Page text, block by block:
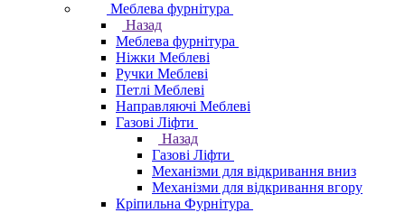
Меблева фурнітура
Назад
Меблева фурнітура
Ніжки Меблеві
Ручки Меблеві
Петлі Меблеві
Направляючі Меблеві
Газові Ліфти
Назад
Газові Ліфти
Механізми для відкривання вниз
Механізми для відкривання вгору
Кріпильна Фурнітура